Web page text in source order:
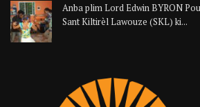
Anba plim Lord Edwin BYRON
Sant Kiltirèl Lawouze (SKL) ki...